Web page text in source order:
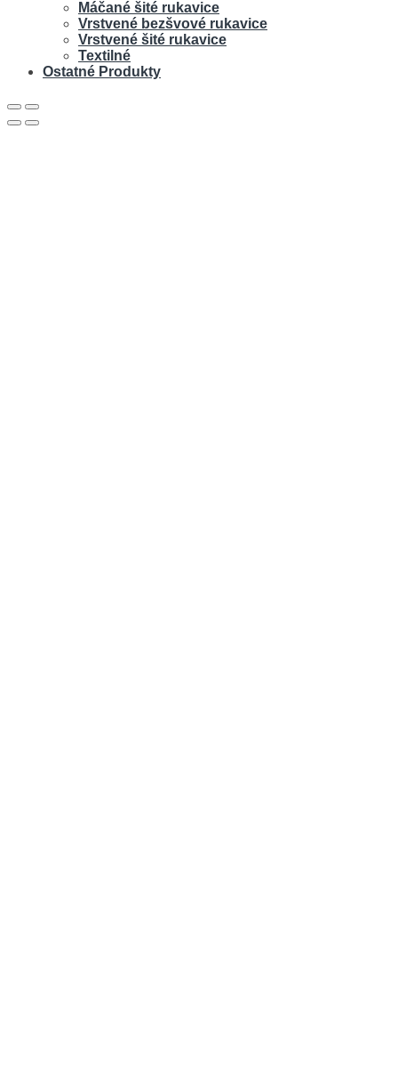
Máčané šité rukavice
Vrstvené bezšvové rukavice
Vrstvené šité rukavice
Textilné
Ostatné Produkty